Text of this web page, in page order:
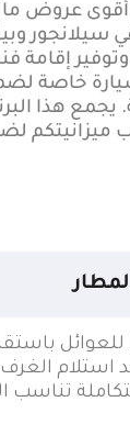
سيلانجور
إقامة
خاصة
هذا
ميزانيتكم
تناسب